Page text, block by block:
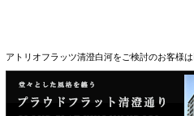
アトリオフラッツ清澄白河をご検討のお客様